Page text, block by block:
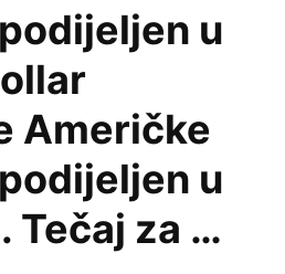
u
Američke
u
Tečaj za …